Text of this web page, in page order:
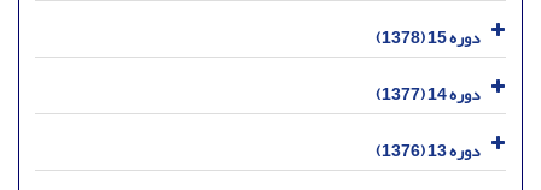
دوره 15 (1378)
دوره 14 (1377)
دوره 13 (1376)